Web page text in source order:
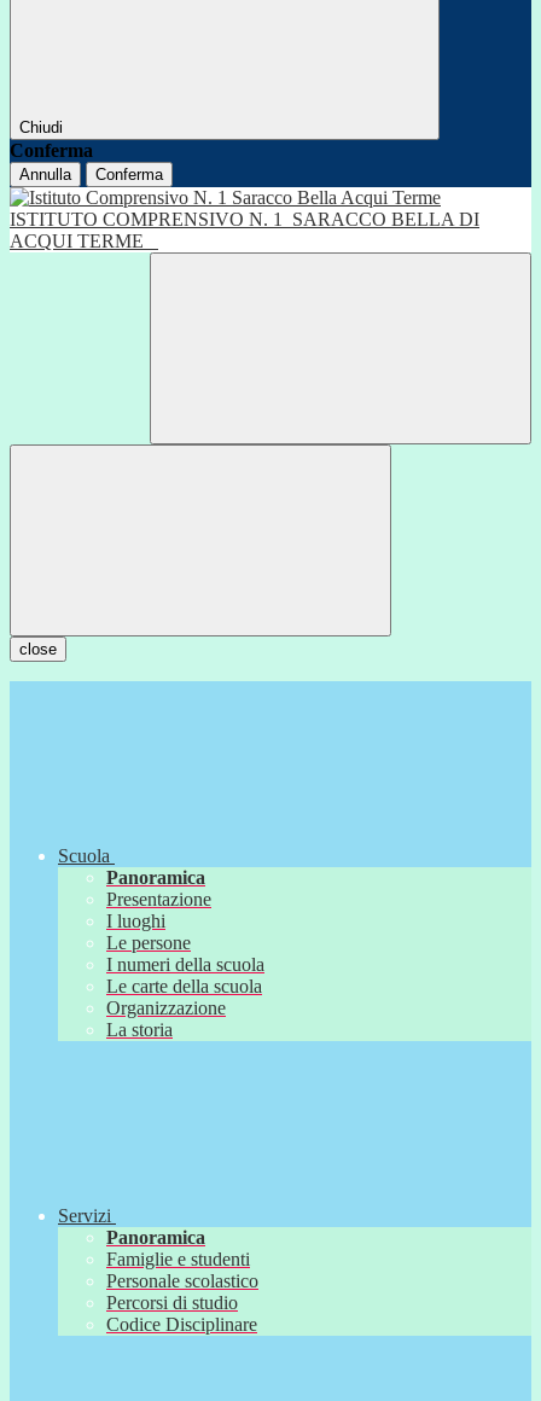
Chiudi
Conferma
Annulla Conferma
ISTITUTO COMPRENSIVO N. 1
SARACCO BELLA DI
ACQUI TERME
close
Scuola
Panoramica
Presentazione
I luoghi
Le persone
I numeri della scuola
Le carte della scuola
Organizzazione
La storia
Servizi
Panoramica
Famiglie e studenti
Personale scolastico
Percorsi di studio
Codice Disciplinare